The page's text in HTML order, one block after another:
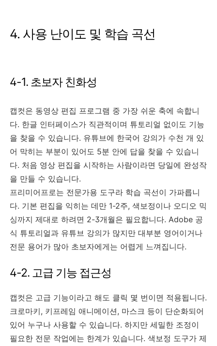
4. 사용 난이도 및 학습 곡선
4-1. 초보자 친화성
캡컷은 동영상 편집 프로그램 중 가장 쉬운 축에 속합니
다. 한글 인터페이스가 직관적이며 튜토리얼 없이도 기능
을 찾을 수 있습니다. 유튜브에 한국어 강의가 수천 개 있
어 막히는 부분이 있어도 5분 안에 답을 찾을 수 있습니
다. 처음 영상 편집을 시작하는 사람이라면 당일에 완성작
을 만들 수 있습니다.
프리미어프로는 전문가용 도구라 학습 곡선이 가파릅니
다. 기본 편집을 익히는 데만 1-2주, 색보정이나 오디오 믹
싱까지 제대로 하려면 2-3개월은 필요합니다. Adobe 공
식 튜토리얼과 유튜브 강의가 많지만 대부분 영어이거나
전문 용어가 많아 초보자에게는 어렵게 느껴집니다.
4-2. 고급 기능 접근성
캡컷은 고급 기능이라고 해도 클릭 몇 번이면 적용됩니다.
크로마키, 키프레임 애니메이션, 마스크 등이 단순화되어
있어 누구나 사용할 수 있습니다. 하지만 세밀한 조정이
필요한 전문 작업에는 한계가 있습니다. 색보정 도구가 제